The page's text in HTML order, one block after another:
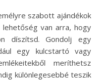
szabott ajándékok
van arra, hogy
díszítsd. Gondolj egy
egy kulcstartó vagy
meríthetsz
különlegesebbé teszik